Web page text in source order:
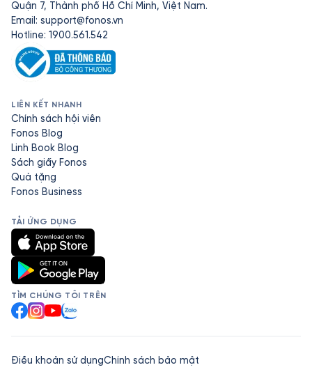
Quận 7, Thành phố Hồ Chí Minh, Việt Nam.
Email: support@fonos.vn
Hotline: 1900.561.542
LIÊN KẾT NHANH
Chính sách hội viên
Fonos Blog
Linh Book Blog
Sách giấy Fonos
Quà tặng
Fonos Business
TẢI ỨNG DỤNG
TÌM CHÚNG TÔI TRÊN
Facebook
Instagram
YouTube
Zalo
Điều khoản sử dụngChính sách bảo mật